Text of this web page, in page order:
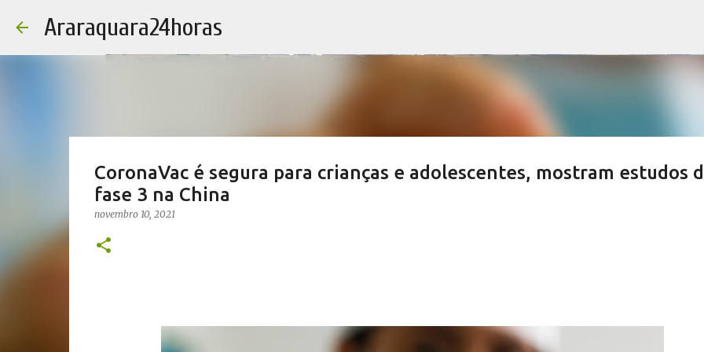
Araraquara24horas
CoronaVac é segura para crianças e adolescentes, mostram estudos
fase 3 na China
novembro 10, 2021